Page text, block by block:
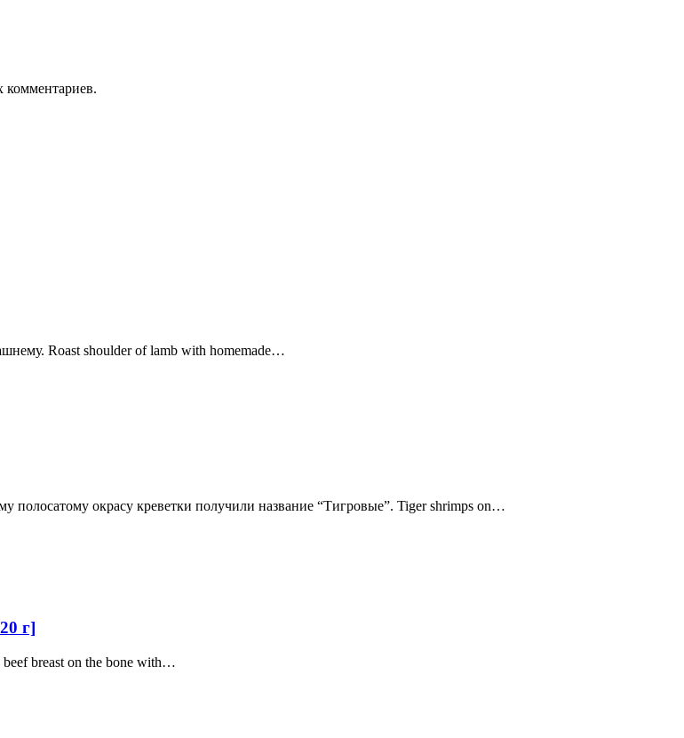
комментариев.
Roast shoulder of lamb with homemade…
полосатому окрасу креветки получили название “Тигровые”. Tiger shrimps on…
г]
breast on the bone with…